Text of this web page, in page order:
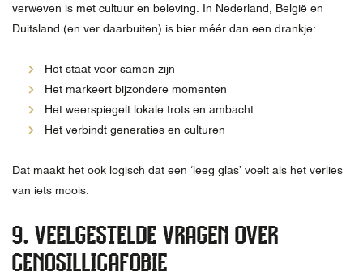
verweven is met cultuur en beleving. In Nederland, België en
Duitsland (en ver daarbuiten) is bier méér dan een drankje:
Het staat voor samen zijn
Het markeert bijzondere momenten
Het weerspiegelt lokale trots en ambacht
Het verbindt generaties en culturen
Dat maakt het ook logisch dat een ‘leeg glas’ voelt als het verlies
van iets moois.
9. VEELGESTELDE VRAGEN OVER
CENOSILLICAFOBIE